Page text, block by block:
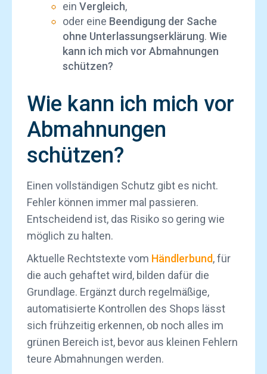
ein Vergleich,
oder eine Beendigung der Sache
ohne Unterlassungserklärung. Wie
kann ich mich vor Abmahnungen
schützen?
Wie kann ich mich vor
Abmahnungen
schützen?
Einen vollständigen Schutz gibt es nicht.
Fehler können immer mal passieren.
Entscheidend ist, das Risiko so gering wie
möglich zu halten.
Aktuelle Rechtstexte vom Händlerbund, für
die auch gehaftet wird, bilden dafür die
Grundlage. Ergänzt durch regelmäßige,
automatisierte Kontrollen des Shops lässt
sich frühzeitig erkennen, ob noch alles im
grünen Bereich ist, bevor aus kleinen Fehlern
teure Abmahnungen werden.